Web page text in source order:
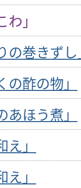
」
の巻きず
酢の物」
ほう煮」
」
」